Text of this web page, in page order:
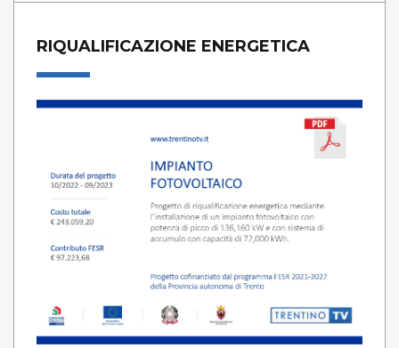
RIQUALIFICAZIONE ENERGETICA